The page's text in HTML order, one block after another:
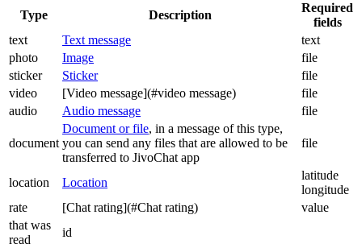
Type Description
Required
fields
text
Text message
text
photo
Image
file
sticker
Sticker
file
video
[Video message](#video message)
file
audio
Audio message file
document
Document or file, in a message of this type,
you can send any files that are allowed to be
transferred to JivoChat app
file
location Location
latitude
longitude
rate
[Chat rating](#Chat rating)
value
that was
read
id